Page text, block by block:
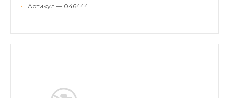
• Артикул — 046444